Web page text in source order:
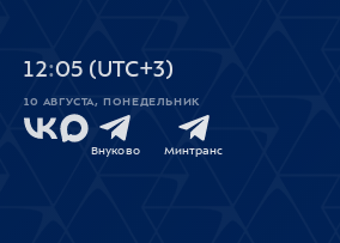
12 05 (UTC+3)
10 АВГУСТА, ПОНЕДЕЛЬНИК
Внуково Минтранс